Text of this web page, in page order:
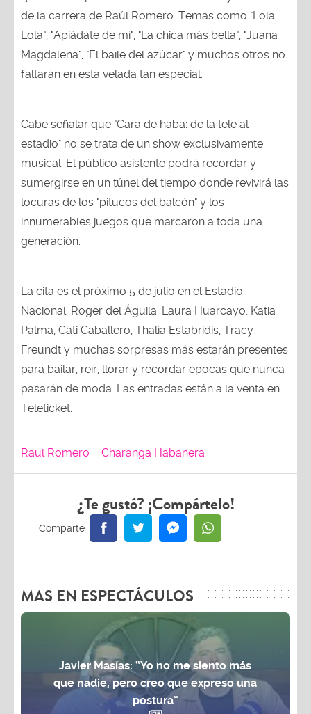
de la carrera de Raúl Romero. Temas como "Lola
Lola", "Apiádate de mí", "La chica más bella", "Juana
Magdalena", "El baile del azúcar" y muchos otros no
faltarán en esta velada tan especial.
Cabe señalar que "Cara de haba: de la tele al
estadio" no se trata de un show exclusivamente
musical. El público asistente podrá recordar y
sumergirse en un túnel del tiempo donde revivirá las
locuras de los "pitucos del balcón" y los
innumerables juegos que marcaron a toda una
generación.
La cita es el próximo 5 de julio en el Estadio
Nacional. Roger del Águila, Laura Huarcayo, Katia
Palma, Cati Caballero, Thalía Estabridis, Tracy
Freundt y muchas sorpresas más estarán presentes
para bailar, reír, llorar y recordar épocas que nunca
pasarán de moda. Las entradas están a la venta en
Teleticket.
Raul Romero Charanga Habanera
¿Te gustó? ¡Compártelo!
MAS EN ESPECTÁCULOS
Javier Masías: “Yo no me siento más
que nadie, pero creo que expreso una
postura”